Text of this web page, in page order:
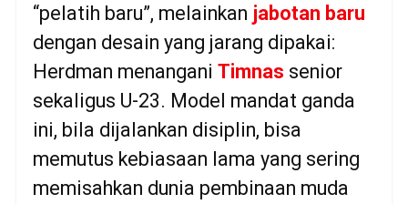
“pelatih baru”, melainkan jabotan baru
dengan desain yang jarang dipakai:
Herdman menangani Timnas senior
sekaligus U-23. Model mandat ganda
ini, bila dijalankan disiplin, bisa
memutus kebiasaan lama yang sering
memisahkan dunia pembinaan muda